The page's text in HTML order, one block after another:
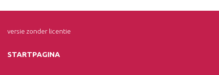
versie zonder licentie
STARTPAGINA